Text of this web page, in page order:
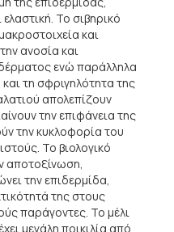
Το σιβηρικό
και
ανοσία και
ενώ παράλληλα
τη σφριγηλότητα της
απολεπίζουν
την επιφάνεια της
την κυκλοφορία του
Το βιολογικό
αποτοξίνωση,
την επιδερμίδα,
της στους
παράγοντες. Το μέλι
μεγάλη ποικιλία από